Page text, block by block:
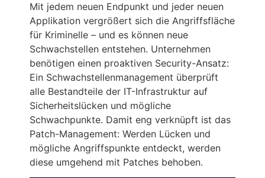
Mit jedem neuen Endpunkt und jeder neuen
Applikation vergrößert sich die Angriffsfläche
für Kriminelle – und es können neue
Schwachstellen entstehen. Unternehmen
benötigen einen proaktiven Security-Ansatz:
Ein Schwachstellenmanagement überprüft
alle Bestandteile der IT-Infrastruktur auf
Sicherheitslücken und mögliche
Schwachpunkte. Damit eng verknüpft ist das
Patch-Management: Werden Lücken und
mögliche Angriffspunkte entdeckt, werden
diese umgehend mit Patches behoben.